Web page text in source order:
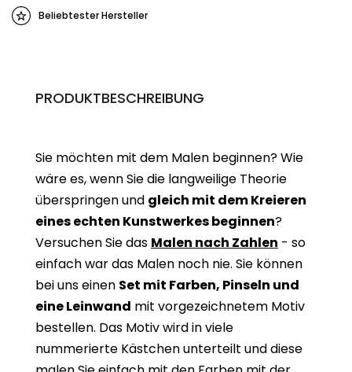
Beliebtester Hersteller
PRODUKTBESCHREIBUNG
Sie möchten mit dem Malen beginnen? Wie
wäre es, wenn Sie die langweilige Theorie
überspringen und gleich mit dem Kreieren
eines echten Kunstwerkes beginnen?
Versuchen Sie das Malen nach Zahlen - so
einfach war das Malen noch nie. Sie können
bei uns einen Set mit Farben, Pinseln und
eine Leinwand mit vorgezeichnetem Motiv
bestellen. Das Motiv wird in viele
nummerierte Kästchen unterteilt und diese